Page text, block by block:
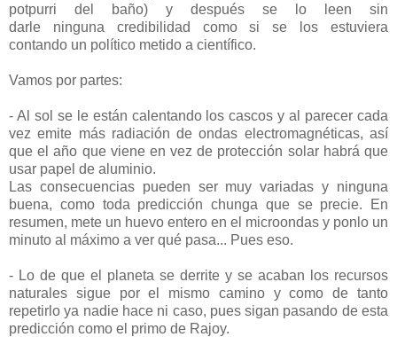
potpurri del baño) y después se lo leen sin
darle ninguna credibilidad como si se los estuviera
contando un político metido a científico.
Vamos por partes:
- Al sol se le están calentando los cascos y al parecer cada
vez emite más radiación de ondas electromagnéticas, así
que el año que viene en vez de protección solar habrá que
usar papel de aluminio.
Las consecuencias pueden ser muy variadas y ninguna
buena, como toda predicción chunga que se precie. En
resumen, mete un huevo entero en el microondas y ponlo un
minuto al máximo a ver qué pasa... Pues eso.
- Lo de que el planeta se derrite y se acaban los recursos
naturales sigue por el mismo camino y como de tanto
repetirlo ya nadie hace ni caso, pues sigan pasando de esta
predicción como el primo de Rajoy.